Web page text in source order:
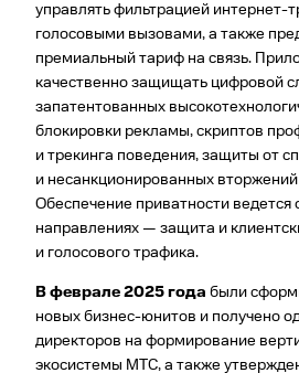
управлять фильтрацией интернет-
голосовыми вызовами, а также
премиальный тариф на связь.
качественно защищать цифровой
запатентованных
блокировки рекламы, скриптов
и трекинга поведения, защиты от
и несанкционированных
Обеспечение приватности ведется
направлениях — защита и
и голосового трафика.
В феврале 2025 года были
новых бизнес-юнитов и получено
директоров на формирование
экосистемы МТС, а также